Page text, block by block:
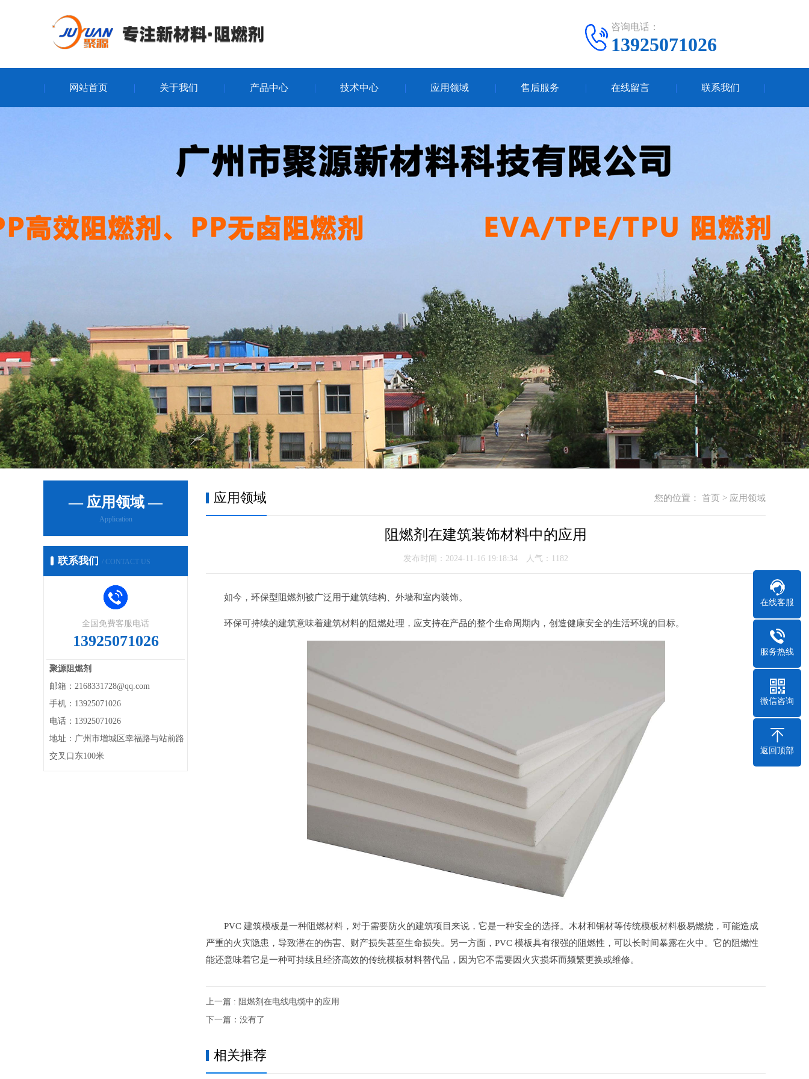
咨询电话：
13925071026
网站首页 关于我们 产品中心 技术中心 应用领域 售后服务 在线留言 联系我们
— 应用领域 —
Application
联系我们 / CONTACT US
全国免费客服电话
13925071026
聚源阻燃剂
邮箱：2168331728@qq.com
手机：13925071026
电话：13925071026
地址：广州市增城区幸福路与站前路
交叉口东100米
您的位置： 首页 > 应用领域
应用领域
阻燃剂在建筑装饰材料中的应用
发布时间：2024-11-16 19:18:34 人气： 1182
如今，环保型阻燃剂被广泛用于建筑结构、外墙和室内装饰。
环保可持续的建筑意味着建筑材料的阻燃处理，应支持在产品的整个生命周期内，创造健康安全的生活环境的目标。
PVC 建筑模板是一种阻燃材料，对于需要防火的建筑项目来说，它是一种安全的选择。木材和钢材等传统模板材料极易燃烧，可能造成
严重的火灾隐患，导致潜在的伤害、财产损失甚至生命损失。另一方面，PVC 模板具有很强的阻燃性，可以长时间暴露在火中。它的阻燃性
能还意味着它是一种可持续且经济高效的传统模板材料替代品，因为它不需要因火灾损坏而频繁更换或维修。
上一篇 : 阻燃剂在电线电缆中的应用
下一篇：没有了
相关推荐
在线客服
服务热线
微信咨询
返回顶部